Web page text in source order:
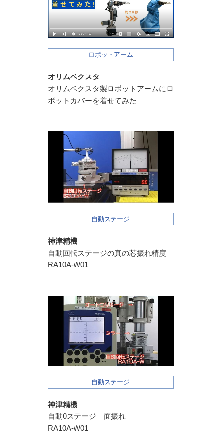
ロボットアーム
オリムベクスタ
オリムベクスタ製ロボットアームにロ
ボットカバーを着せてみた
自動ステージ
神津精機
自動回転ステージの真の芯振れ精度
RA10A-W01
自動ステージ
神津精機
自動θステージ 面振れ
RA10A-W01